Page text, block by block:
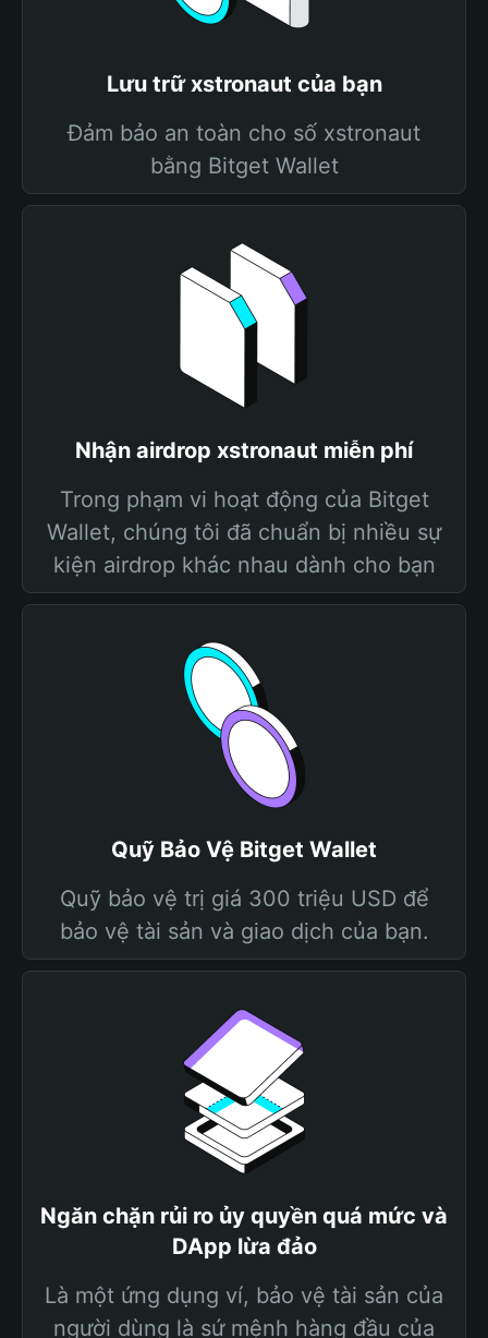
Lưu trữ xstronaut của bạn
Đảm bảo an toàn cho số xstronaut
bằng Bitget Wallet
Nhận airdrop xstronaut miễn phí
Trong phạm vi hoạt động của Bitget
Wallet, chúng tôi đã chuẩn bị nhiều sự
kiện airdrop khác nhau dành cho bạn
Quỹ Bảo Vệ Bitget Wallet
Quỹ bảo vệ trị giá 300 triệu USD để
bảo vệ tài sản và giao dịch của bạn.
Ngăn chặn rủi ro ủy quyền quá mức và
DApp lừa đảo
Là một ứng dụng ví, bảo vệ tài sản của
người dùng là sứ mệnh hàng đầu của